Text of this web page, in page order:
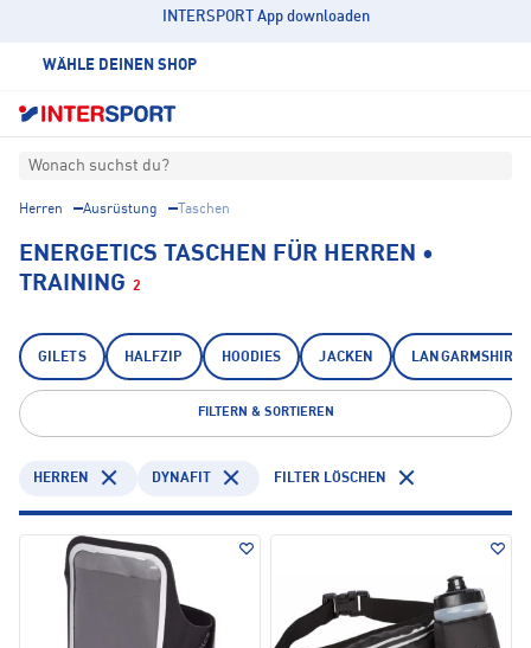
INTERSPORT App downloaden
WÄHLE DEINEN SHOP
Wonach suchst du?
Herren Ausrüstung Taschen
ENERGETICS TASCHEN FÜR HERREN •
TRAINING 2
GILETS HALFZIP HOODIES JACKEN LANGARMSHIRTS
FILTERN & SORTIEREN
HERREN DYNAFIT FILTER LÖSCHEN